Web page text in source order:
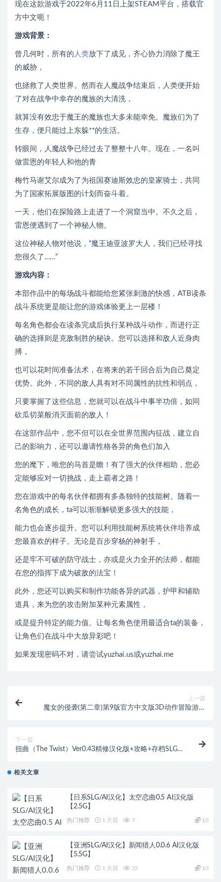
现在这款游戏于2022年6月11日上架STEAM平台，搭载官
方中文呃！
游戏背景：
曾几何时，所有的 人类放下了成见，齐心协力消除了魔王
的威胁，
也拯救了人类世界。然而在人魔战争结束后，人类便开始
了对在战争中幸存的魔族的大清洗，
就算没有效忠于魔王的魔族也大多未能幸免。魔族们为了
生存，便只能过上东躲**的生活。
转眼间，人魔战争已经过去了整整十八年。现在，一名叫
做雷恩的年轻人和他的青
梅竹马谢艾尔成为了为祖国赛迪斯效忠的皇家骑士，共同
为了国家拓展版图的计划而奋斗着。
一天，他们在探险路上走进了一个洞窟当中。不久之后，
雷恩便遇到了一个神秘人物。
这位神秘人物对他说，“魔王迪亚波罗大人，我们已经寻找
您很久了……”
游戏内容：
本部作品中的每场战斗都能给您紧张刺激的快感，ATB读条
战斗系统更是能让您的游戏体验更上一层楼！
每名角色都会在读条完成后执行某种战斗动作，而进行正
确的选择则是克敌制胜的秘诀。您可以选择和敌人近身肉
搏，
也可以花时间准备法术，在将来的若干回合后为自己奠定
优势。此外，不同的敌人具有对不同属性的抗性和弱点，
只要掌握了这些信息，您就可以在战斗中事半功倍，如同
砍瓜切菜般消灭面前的敌人！
在这部作品中，您不但可以在全世界范围内征战，建立自
己的影响力，还可以邀请性格各异的角色们加入
您的麾下，唯您的马首是瞻！有了强大的伙伴相助，您必
定能够应对一切挑战，走上霸者之路！
您在游戏中的每名伙伴都拥有多条独特的技能树。随着一
名角色的成长，ta可以渐渐解锁更多强大的技能，
能力也会逐步提升。您可以利用技能树系统将伙伴培养成
您最喜欢的样子。无论是百步穿杨的神射手，
还是牢不可破的防守战士，亦或是火力全开的法师，都能
在您的指挥下成为破敌的法宝！
此外，您还可以购买和制作功能各异的武器，护甲和辅助
道具，来为您的攻击附加某种元素属性，
或是提升特定的能力值。让每名角色使用最适合ta的装备，
让角色们在战斗中大放异彩吧！
如果发现密码不对，请尝试yuzhai.us或yuzhai.me
上一篇
魔女的侵袭(第二章)第9版官方中文版3D动作冒险游戏
下一篇
扭曲（The Twist）Ver0.43精修汉化版+攻略+存档SLG
相关文章
【日系SLG/AI汉化】太空恋曲0.5 AI汉化版
【2.5G】
热门推荐 1 天前 7 10
【亚洲SLG/AI汉化】新闻猎人0.0.6 AI汉化版
【5.5G】
热门推荐 1 天前 22 10